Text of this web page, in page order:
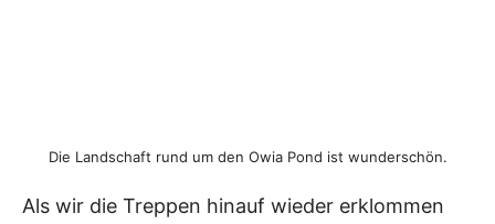
Die Landschaft rund um den Owia Pond ist wunderschön.
Als wir die Treppen hinauf wieder erklommen